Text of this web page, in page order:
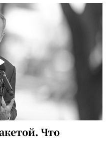
Что